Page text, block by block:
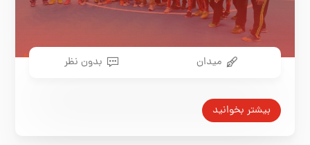
میدان بدون نظر
بیشتر بخوانید